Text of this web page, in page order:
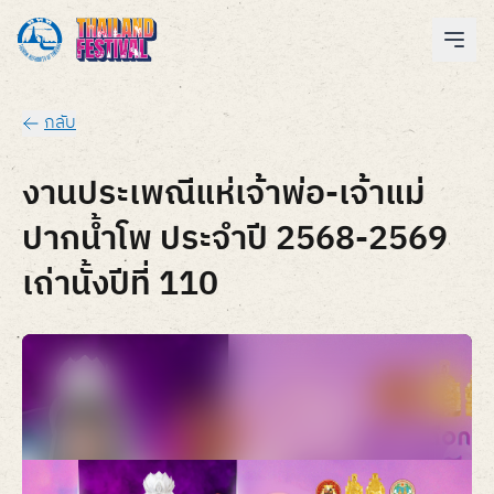
กลับ
งานประเพณีแห่เจ้าพ่อ-เจ้าแม่
ปากน้ำโพ ประจำปี 2568-2569
เถ่านั้งปีที่ 110